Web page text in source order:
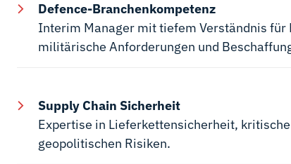
Defence-Branchenkompetenz
Interim Manager mit tiefem Verständnis für
militärische Anforderungen und
Supply Chain Sicherheit
Expertise in Lieferkettensicherheit,
geopolitischen Risiken.